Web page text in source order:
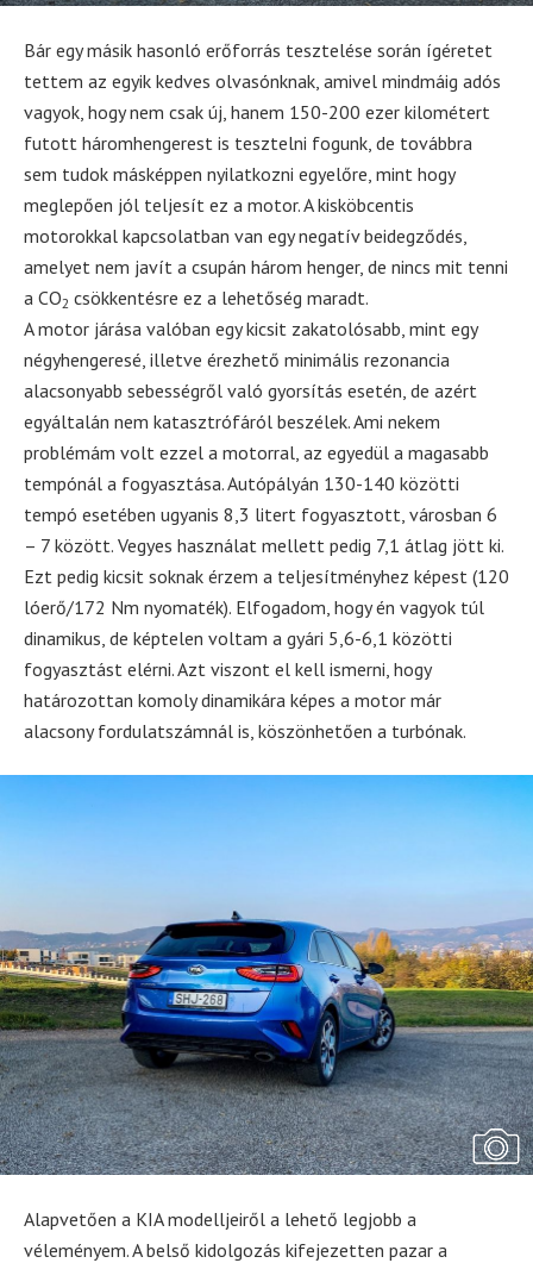
Bár egy másik hasonló erőforrás tesztelése során ígéretet
tettem az egyik kedves olvasónknak, amivel mindmáig adós
vagyok, hogy nem csak új, hanem 150-200 ezer kilométert
futott háromhengerest is tesztelni fogunk, de továbbra
sem tudok másképpen nyilatkozni egyelőre, mint hogy
meglepően jól teljesít ez a motor. A kisköbcentis
motorokkal kapcsolatban van egy negatív beidegződés,
amelyet nem javít a csupán három henger, de nincs mit tenni
a CO2 csökkentésre ez a lehetőség maradt.
A motor járása valóban egy kicsit zakatolósabb, mint egy
négyhengeresé, illetve érezhető minimális rezonancia
alacsonyabb sebességről való gyorsítás esetén, de azért
egyáltalán nem katasztrófáról beszélek. Ami nekem
problémám volt ezzel a motorral, az egyedül a magasabb
tempónál a fogyasztása. Autópályán 130-140 közötti
tempó esetében ugyanis 8,3 litert fogyasztott, városban 6
– 7 között. Vegyes használat mellett pedig 7,1 átlag jött ki.
Ezt pedig kicsit soknak érzem a teljesítményhez képest (120
lóerő/172 Nm nyomaték). Elfogadom, hogy én vagyok túl
dinamikus, de képtelen voltam a gyári 5,6-6,1 közötti
fogyasztást elérni. Azt viszont el kell ismerni, hogy
határozottan komoly dinamikára képes a motor már
alacsony fordulatszámnál is, köszönhetően a turbónak.
Alapvetően a KIA modelljeiről a lehető legjobb a
véleményem. A belső kidolgozás kifejezetten pazar a